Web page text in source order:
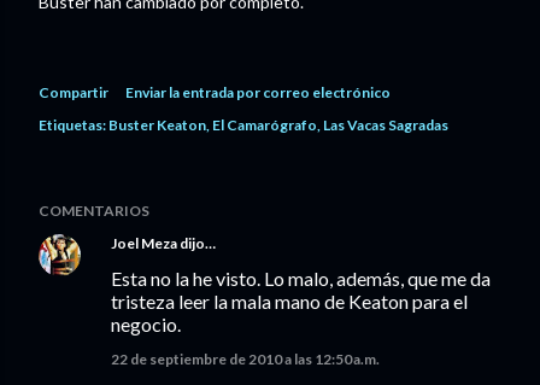
Compartir
Enviar la entrada por correo electrónico
Etiquetas: Buster Keaton El Camarógrafo Las Vacas Sagradas
COMENTARIOS
Joel Meza dijo…
Esta no la he visto. Lo malo, además, que me da
tristeza leer la mala mano de Keaton para el
negocio.
22 de septiembre de 2010 a las 12:50 a.m.